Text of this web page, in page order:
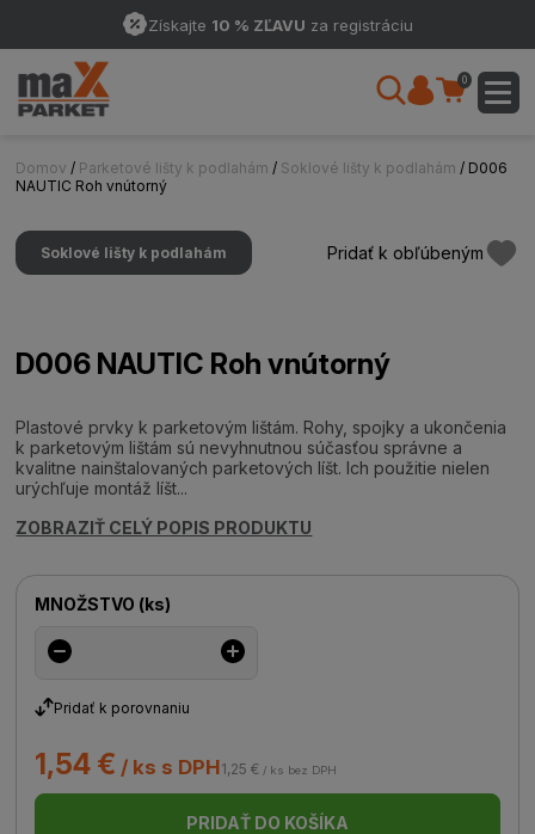
Získajte 10 % ZĽAVU za registráciu
0
Domov / Parketové lišty k podlahám / Soklové lišty k podlahám / D006
NAUTIC Roh vnútorný
Soklové lišty k podlahám Pridať k obľúbeným
D006 NAUTIC Roh vnútorný
Plastové prvky k parketovým lištám. Rohy, spojky a ukončenia
k parketovým lištám sú nevyhnutnou súčasťou správne a
kvalitne nainštalovaných parketových líšt. Ich použitie nielen
urýchľuje montáž líšt...
ZOBRAZIŤ CELÝ POPIS PRODUKTU
MNOŽSTVO (ks)
Pridať k porovnaniu
1,54 € / ks s DPH1,25 € / ks bez DPH
PRIDAŤ DO KOŠÍKA